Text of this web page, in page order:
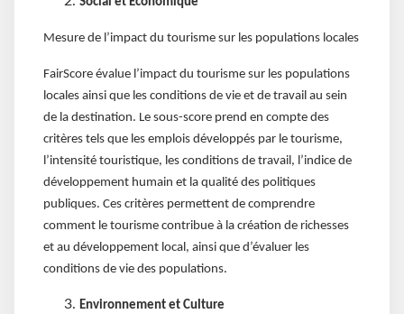
Mesure de l’impact du tourisme sur les populations locales
FairScore évalue l’impact du tourisme sur les populations
locales ainsi que les conditions de vie et de travail au sein
de la destination. Le sous-score prend en compte des
critères tels que les emplois développés par le tourisme,
l’intensité touristique, les conditions de travail, l’indice de
développement humain et la qualité des politiques
publiques. Ces critères permettent de comprendre
comment le tourisme contribue à la création de richesses
et au développement local, ainsi que d’évaluer les
conditions de vie des populations.
Environnement et Culture